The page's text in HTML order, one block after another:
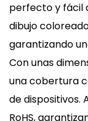
perfecto y fácil
dibujo
garantizando
Con unas
una cobertura
de dispositivos.
RoHS,